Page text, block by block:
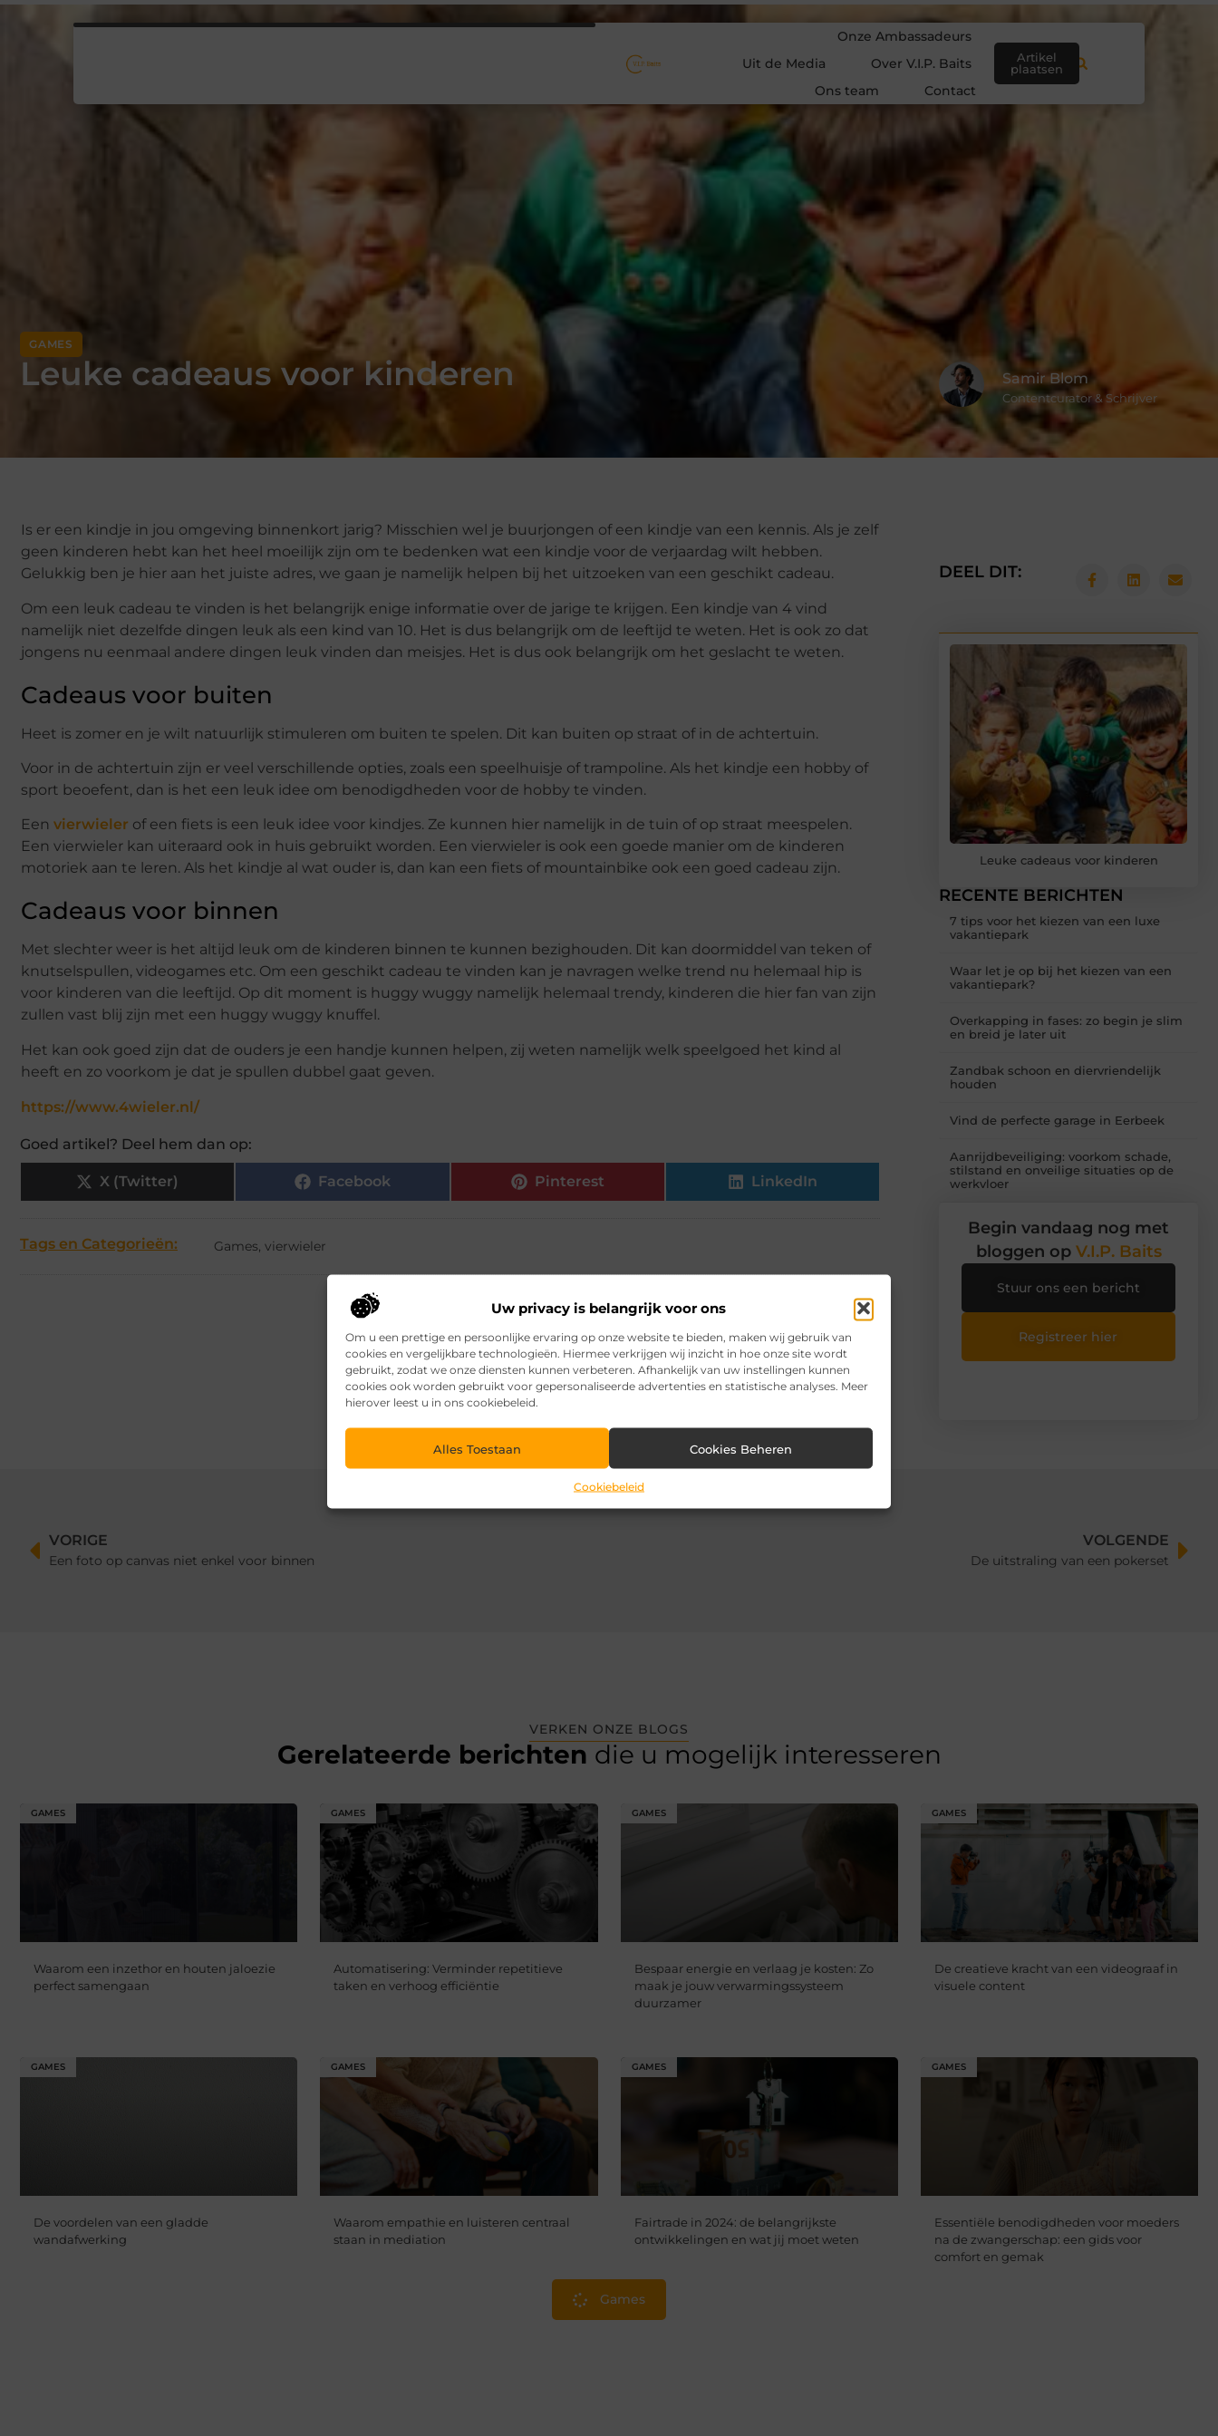
Uw privacy is belangrijk voor ons
Om u een prettige en persoonlijke ervaring op onze website te bieden, maken wij gebruik van
cookies en vergelijkbare technologieën. Hiermee verkrijgen wij inzicht in hoe onze site wordt
gebruikt, zodat we onze diensten kunnen verbeteren. Afhankelijk van uw instellingen kunnen
cookies ook worden gebruikt voor gepersonaliseerde advertenties en statistische analyses. Meer
hierover leest u in ons cookiebeleid.
Alles Toestaan Cookies Beheren
Cookiebeleid
Onze Ambassadeurs
Uit de Media
Over V.I.P. Baits
Ons team
Contact
Artikel
plaatsen
GAMES
Leuke cadeaus voor kinderen Samir Blom
Contentcurator & Schrijver
Is er een kindje in jou omgeving binnenkort jarig? Misschien wel je buurjongen of een kindje van een kennis. Als je zelf
geen kinderen hebt kan het heel moeilijk zijn om te bedenken wat een kindje voor de verjaardag wilt hebben.
Gelukkig ben je hier aan het juiste adres, we gaan je namelijk helpen bij het uitzoeken van een geschikt cadeau.
Om een leuk cadeau te vinden is het belangrijk enige informatie over de jarige te krijgen. Een kindje van 4 vind
namelijk niet dezelfde dingen leuk als een kind van 10. Het is dus belangrijk om de leeftijd te weten. Het is ook zo dat
jongens nu eenmaal andere dingen leuk vinden dan meisjes. Het is dus ook belangrijk om het geslacht te weten.
Cadeaus voor buiten
Heet is zomer en je wilt natuurlijk stimuleren om buiten te spelen. Dit kan buiten op straat of in de achtertuin.
Voor in de achtertuin zijn er veel verschillende opties, zoals een speelhuisje of trampoline. Als het kindje een hobby of
sport beoefent, dan is het een leuk idee om benodigdheden voor de hobby te vinden.
Een vierwieler of een fiets is een leuk idee voor kindjes. Ze kunnen hier namelijk in de tuin of op straat meespelen.
Een vierwieler kan uiteraard ook in huis gebruikt worden. Een vierwieler is ook een goede manier om de kinderen
motoriek aan te leren. Als het kindje al wat ouder is, dan kan een fiets of mountainbike ook een goed cadeau zijn.
Cadeaus voor binnen
Met slechter weer is het altijd leuk om de kinderen binnen te kunnen bezighouden. Dit kan doormiddel van teken of
knutselspullen, videogames etc. Om een geschikt cadeau te vinden kan je navragen welke trend nu helemaal hip is
voor kinderen van die leeftijd. Op dit moment is huggy wuggy namelijk helemaal trendy, kinderen die hier fan van zijn
zullen vast blij zijn met een huggy wuggy knuffel.
Het kan ook goed zijn dat de ouders je een handje kunnen helpen, zij weten namelijk welk speelgoed het kind al
heeft en zo voorkom je dat je spullen dubbel gaat geven.
https://www.4wieler.nl/
Goed artikel? Deel hem dan op:
X (Twitter) Facebook Pinterest LinkedIn
Tags en Categorieën: Games, vierwieler
DEEL DIT:
Leuke cadeaus voor kinderen
RECENTE BERICHTEN
7 tips voor het kiezen van een luxe
vakantiepark
Waar let je op bij het kiezen van een
vakantiepark?
Overkapping in fases: zo begin je slim
en breid je later uit
Zandbak schoon en diervriendelijk
houden
Vind de perfecte garage in Eerbeek
Aanrijdbeveiliging: voorkom schade,
stilstand en onveilige situaties op de
werkvloer
Begin vandaag nog met
bloggen op V.I.P. Baits
Stuur ons een bericht
Registreer hier
VORIGE
Een foto op canvas niet enkel voor binnen
VOLGENDE
De uitstraling van een pokerset
VERKEN ONZE BLOGS
Gerelateerde berichten die u mogelijk interesseren
GAMES
Waarom een inzethor en houten jaloezie
perfect samengaan
GAMES
Automatisering: Verminder repetitieve
taken en verhoog efficiëntie​
GAMES
Bespaar energie en verlaag je kosten: Zo
maak je jouw verwarmingssysteem
duurzamer
GAMES
De creatieve kracht van een videograaf in
visuele content
GAMES
De voordelen van een gladde
wandafwerking
GAMES
Waarom empathie en luisteren centraal
staan in mediation
GAMES
Fairtrade in 2024: de belangrijkste
ontwikkelingen en wat jij moet weten
GAMES
Essentiële benodigdheden voor moeders
na de zwangerschap: een gids voor
comfort en gemak
Games